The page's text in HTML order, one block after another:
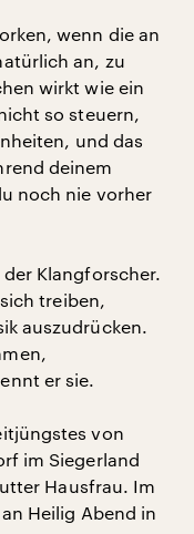
wenn die an
an, zu
wirkt wie ein
so steuern,
und das
deinem
noch nie vorher
Klangforscher.
treiben,
auszudrücken.
er sie.
von
im Siegerland
Hausfrau. Im
Heilig Abend in